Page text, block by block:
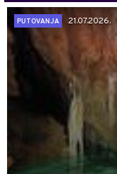
PUTOVANJA
21.07.2026.